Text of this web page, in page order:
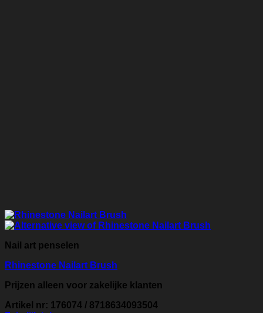
Nail art penselen
Rhinestone Nailart Brush
Prijzen alleen voor zakelijke klanten
Artikel nr: 176074 / 8718634093504